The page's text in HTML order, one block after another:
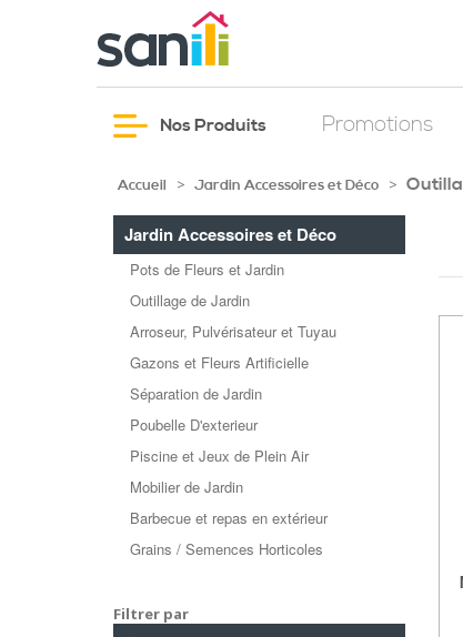
Nos Produits Promotions
Accueil > Jardin Accessoires et Déco >
Jardin Accessoires et Déco
Pots de Fleurs et Jardin
Outillage de Jardin
Arroseur, Pulvérisateur et Tuyau
Gazons et Fleurs Artificielle
Séparation de Jardin
Poubelle D'exterieur
Piscine et Jeux de Plein Air
Mobilier de Jardin
Barbecue et repas en extérieur
Grains / Semences Horticoles
Filtrer par